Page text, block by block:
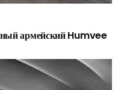
армейский Humvee